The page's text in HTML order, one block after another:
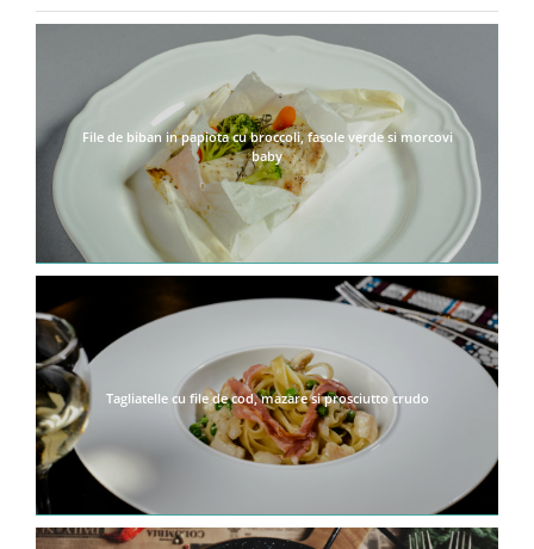
File de biban in papiota cu broccoli, fasole verde si morcovi
baby
Tagliatelle cu file de cod, mazare si prosciutto crudo